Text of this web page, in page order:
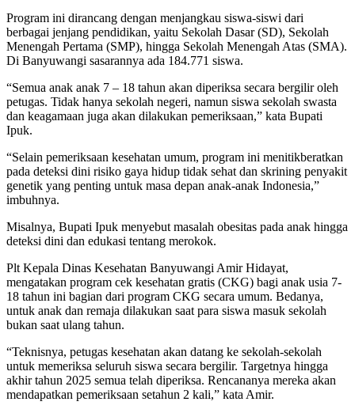
Program ini dirancang dengan menjangkau siswa-siswi dari
berbagai jenjang pendidikan, yaitu Sekolah Dasar (SD), Sekolah
Menengah Pertama (SMP), hingga Sekolah Menengah Atas (SMA).
Di Banyuwangi sasarannya ada 184.771 siswa.
“Semua anak anak 7 – 18 tahun akan diperiksa secara bergilir oleh
petugas. Tidak hanya sekolah negeri, namun siswa sekolah swasta
dan keagamaan juga akan dilakukan pemeriksaan,” kata Bupati
Ipuk.
“Selain pemeriksaan kesehatan umum, program ini menitikberatkan
pada deteksi dini risiko gaya hidup tidak sehat dan skrining penyakit
genetik yang penting untuk masa depan anak-anak Indonesia,”
imbuhnya.
Misalnya, Bupati Ipuk menyebut masalah obesitas pada anak hingga
deteksi dini dan edukasi tentang merokok.
Plt Kepala Dinas Kesehatan Banyuwangi Amir Hidayat,
mengatakan program cek kesehatan gratis (CKG) bagi anak usia 7-
18 tahun ini bagian dari program CKG secara umum. Bedanya,
untuk anak dan remaja dilakukan saat para siswa masuk sekolah
bukan saat ulang tahun.
“Teknisnya, petugas kesehatan akan datang ke sekolah-sekolah
untuk memeriksa seluruh siswa secara bergilir. Targetnya hingga
akhir tahun 2025 semua telah diperiksa. Rencananya mereka akan
mendapatkan pemeriksaan setahun 2 kali,” kata Amir.